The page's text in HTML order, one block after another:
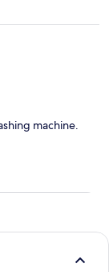
machine.